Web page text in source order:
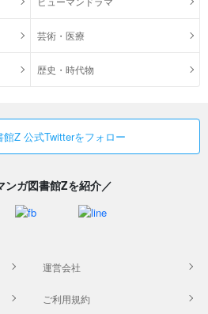
芸術・医療
歴史・時代物
館Z 公式Twitterをフォロー
ンガ図書館Zを紹介／
運営会社
ご利用規約